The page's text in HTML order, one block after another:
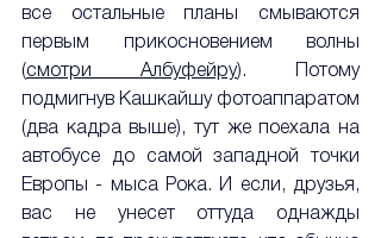
все остальные планы смываются
первым прикосновением волны
(смотри Албуфейру). Потому
подмигнув Кашкайшу фотоаппаратом
(два кадра выше), тут же поехала на
автобусе до самой западной точки
Европы - мыса Рока. И если, друзья,
вас не унесет оттуда однажды